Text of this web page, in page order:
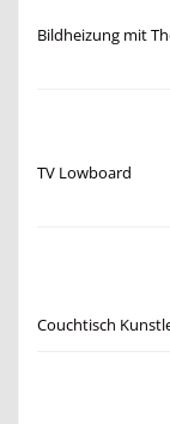
Bildheizung mit
TV Lowboard
Couchtisch